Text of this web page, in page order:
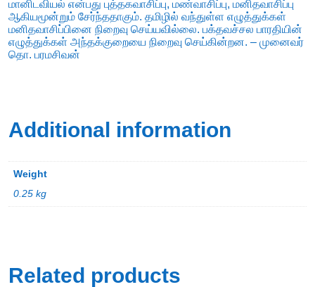
மானிடவியல் என்பது புத்தகவாசிப்பு, மண்வாசிப்பு, மனிதவாசிப்பு
ஆகியமூன்றும் சேர்ந்ததாகும். தமிழில் வந்துள்ள எழுத்துக்கள்
மனிதவாசிப்பினை நிறைவு செய்யவில்லை. பக்தவச்சல பாரதியின்
எழுத்துக்கள் அந்தக்குறையை நிறைவு செய்கின்றன. – முனைவர்
தொ. பரமசிவன்
Additional information
Weight
0.25 kg
Related products